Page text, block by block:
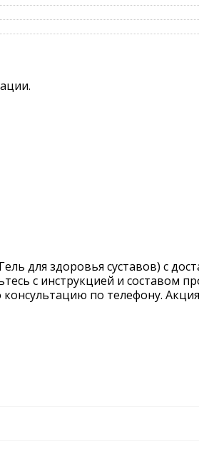
для здоровья суставов) с
с инструкцией и составом
по телефону. Акция